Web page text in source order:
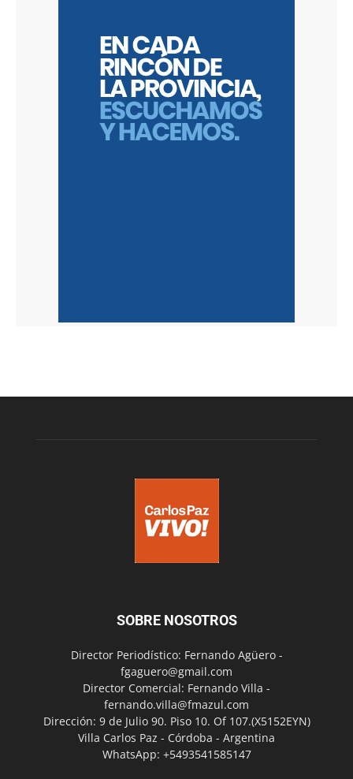
SOBRE NOSOTROS
Director Periodístico: Fernando Agüero -
fgaguero@gmail.com
Director Comercial: Fernando Villa -
fernando.villa@fmazul.com
Dirección: 9 de Julio 90. Piso 10. Of 107.(X5152EYN)
Villa Carlos Paz - Córdoba - Argentina
WhatsApp: +5493541585147